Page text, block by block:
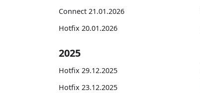
Connect 21.01.2026
Hotfix 20.01.2026
2025
Hotfix 29.12.2025
Hotfix 23.12.2025